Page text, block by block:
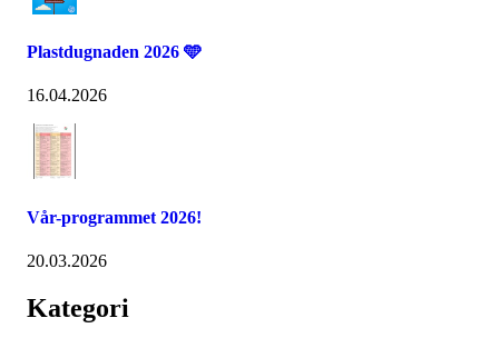
Plastdugnaden 2026 🩵
16.04.2026
Vår-programmet 2026!
20.03.2026
Kategori